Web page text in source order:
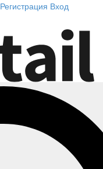
Регистрация Вход